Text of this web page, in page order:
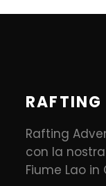
RAFTING
Rafting
con la
Fiume Lao in